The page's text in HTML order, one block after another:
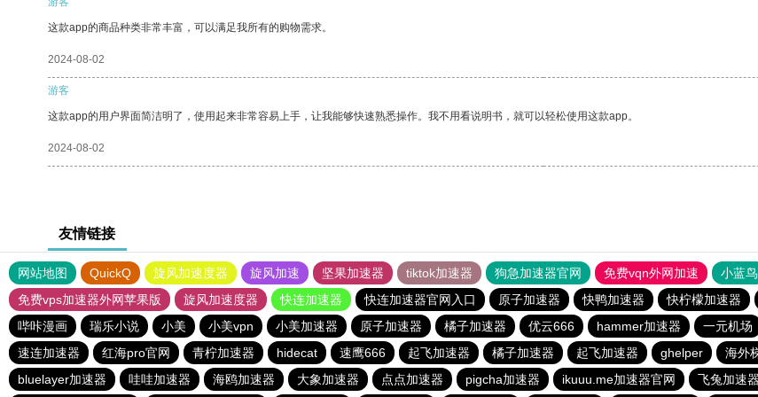
这款app的商品种类非常丰富，可以满足我所有的购物需求。
2024-08-02
游客
这款app的用户界面简洁明了，使用起来非常容易上手，让我能够快速熟悉操作。我不用看说明书，就可以轻松使用这款app。
2024-08-02
友情链接
网站地图 QuickQ 旋风加速度器 旋风加速 坚果加速器 tiktok加速器 狗急加速器官网 免费vqn外网加速 小蓝鸟
免费vps加速器外网苹果版
旋风加速度器 快连加速器 快连加速器官网入口 原子加速器 快鸭加速器 快柠檬加速器
哔咔漫画
瑞乐小说 小美 小美vpn 小美加速器 原子加速器 橘子加速器 优云666 hammer加速器 一元机场
速连加速器
红海pro官网 青柠加速器 hidecat 速鹰666 起飞加速器 橘子加速器 起飞加速器 ghelper 海外
bluelayer加速器
哇哇加速器 海鸥加速器 大象加速器 点点加速器 pigcha加速器 ikuuu.me加速器官网 飞兔加速器